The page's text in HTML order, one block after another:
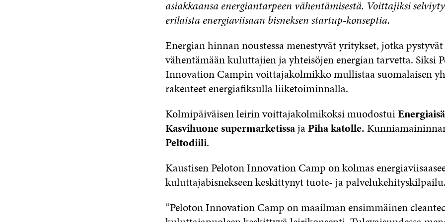
asiakkaansa energiantarpeen vähentämisestä. Voittajiksi
erilaista energiaviisaan bisneksen startup-konseptia.
Energian hinnan noustessa menestyvät yritykset, jotka pystyvät
vähentämään kuluttajien ja yhteisöjen energian tarvetta. Siksi
Innovation Campin voittajakolmikko mullistaa suomalaisen
rakenteet energiafiksulla liiketoiminnalla.
Kolmipäiväisen leirin voittajakolmikoksi muodostui
Kasvihuone supermarketissajaPiha katolle.
Peltodiili.
Kaustisen Peloton Innovation Camp on kolmas
kuluttajabisnekseen keskittynyt tuote- ja
“Peloton Innovation Camp on maailman ensimmäinen